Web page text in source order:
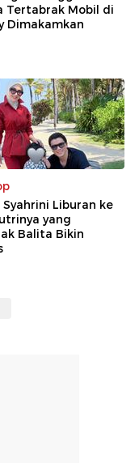
Tertabrak Mobil di
Dimakamkan
Syahrini Liburan ke
yang
Balita Bikin